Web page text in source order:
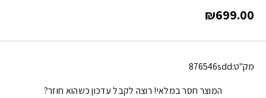
₪699.00
מק"ט:876546sdd
המוצר חסר במלאי! רוצה לקבל עדכון כשהוא חוזר?